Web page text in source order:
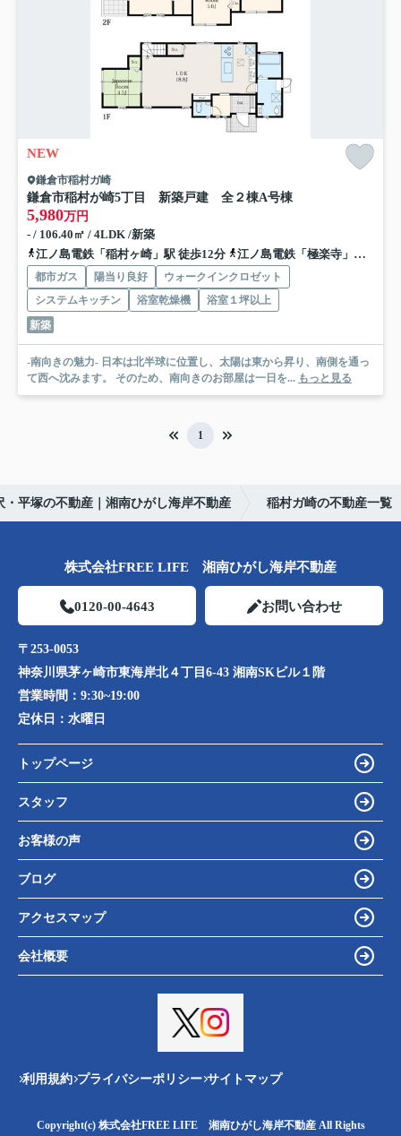
NEW
鎌倉市稲村ガ崎
鎌倉市稲村が崎5丁目 新築戸建 全２棟A号棟
5,980万円
- / 106.40㎡ / 4LDK /新築
江ノ島電鉄「稲村ヶ崎」駅 徒歩12分
江ノ島電鉄「極楽寺」駅 徒歩19分
都市ガス 陽当り良好
ウォークインクロゼット
システムキッチン
浴室乾燥機
浴室１坪以上
新築
-南向きの魅力- 日本は北半球に位置し、太陽は東から昇り、南側を通っ
て西へ沈みます。 そのため、南向きのお部屋は一日を... もっと見る
1
・平塚の不動産｜湘南ひがし海岸不動産 稲村ガ崎の不動産一覧
株式会社FREE LIFE 湘南ひがし海岸不動産
0120-00-4643 お問い合わせ
〒253-0053
神奈川県茅ヶ崎市東海岸北４丁目6-43 湘南SKビル１階
営業時間： 9:30~19:00
定休日： 水曜日
トップページ
スタッフ
お客様の声
ブログ
アクセスマップ
会社概要
利用規約 プライバシーポリシー サイトマップ
Copyright(c) 株式会社FREE LIFE 湘南ひがし海岸不動産 All Rights